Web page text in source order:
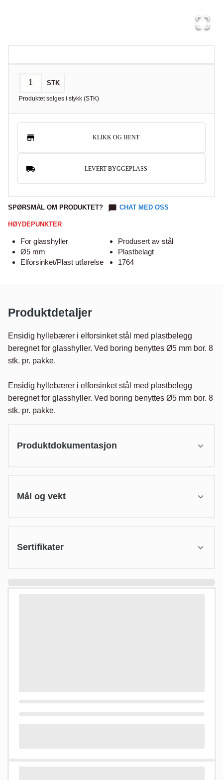
STK
Produktet selges i stykk (STK)
KLIKK OG HENT
LEVERT BYGGEPLASS
SPØRSMÅL OM PRODUKTET? CHAT MED OSS
HØYDEPUNKTER
For glasshyller
Ø5 mm
Elforsinket/Plast utførelse
Produsert av stål
Plastbelagt
1764
Produktdetaljer
Ensidig hyllebærer i elforsinket stål med plastbelegg
beregnet for glasshyller. Ved boring benyttes Ø5 mm bor. 8
stk. pr. pakke.
Ensidig hyllebærer i elforsinket stål med plastbelegg
beregnet for glasshyller. Ved boring benyttes Ø5 mm bor. 8
stk. pr. pakke.
Produktdokumentasjon
Mål og vekt
Sertifikater